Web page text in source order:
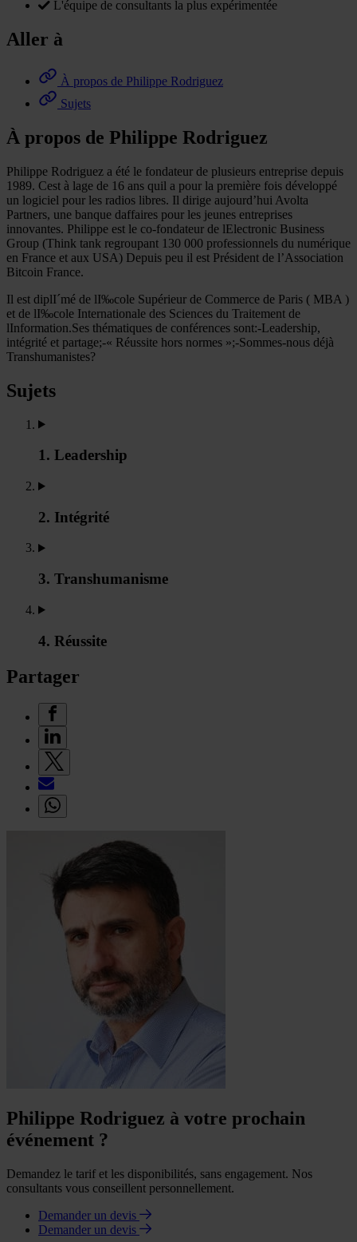
L'équipe de consultants la plus expérimentée
Aller à
À propos de Philippe Rodriguez
Sujets
À propos de Philippe Rodriguez
Philippe Rodriguez a été le fondateur de plusieurs entreprise depuis
1989. Cest à lage de 16 ans quil a pour la première fois développé
un logiciel pour les radios libres. Il dirige aujourd’hui Avolta
Partners, une banque daffaires pour les jeunes entreprises
innovantes. Philippe est le co-fondateur de lElectronic Business
Group (Think tank regroupant 130 000 professionnels du numérique
en France et aux USA) Depuis peu il est Président de l’Association
Bitcoin France.
Il est diplI´mé de lI‰cole Supérieur de Commerce de Paris ( MBA )
et de lI‰cole Internationale des Sciences du Traitement de
lInformation.Ses thématiques de conférences sont:-Leadership,
intégrité et partage;-« Réussite hors normes »;-Sommes-nous déjà
Transhumanistes?
Sujets
1. Leadership
2. Intégrité
3. Transhumanisme
4. Réussite
Partager
Philippe Rodriguez à votre prochain
événement ?
Demandez le tarif et les disponibilités, sans engagement. Nos
consultants vous conseillent personnellement.
Demander un devis
Demander un devis